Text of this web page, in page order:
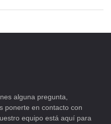
alguna pregunta,
ponerte en contacto con
equipo está aquí para